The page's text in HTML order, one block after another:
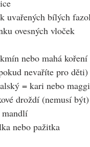
uvařených bílých
ovesných vloček
nebo mahá koření
nevaříte pro děti)
= kari nebo
droždí (nemusí být)
nebo pažitka